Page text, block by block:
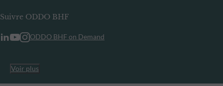
Suivre ODDO BHF
ODDO BHF on Demand
Voir plus